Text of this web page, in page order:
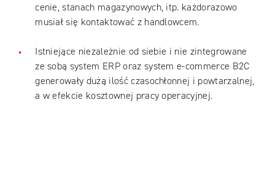
cenie, stanach magazynowych, itp. każdorazowo
musiał się kontaktować z handlowcem.
Istniejące niezależnie od siebie i nie zintegrowane
ze sobą system ERP oraz system e-commerce B2C
generowały dużą ilość czasochłonnej i powtarzalnej,
a w efekcie kosztownej pracy operacyjnej.